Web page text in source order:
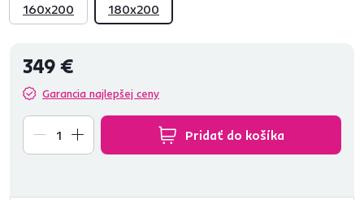
160x200 180x200
349 €
Garancia najlepšej ceny
Pridať do košíka